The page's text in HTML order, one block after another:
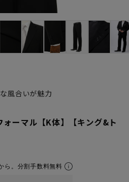
風合いが魅力
ーマル【K体】【キング&ト
ら。分割手数料無料